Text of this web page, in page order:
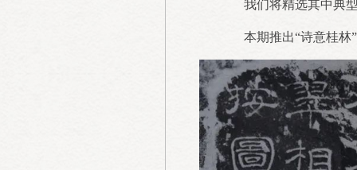
我们将精选其中典型
本期推出“诗意桂林